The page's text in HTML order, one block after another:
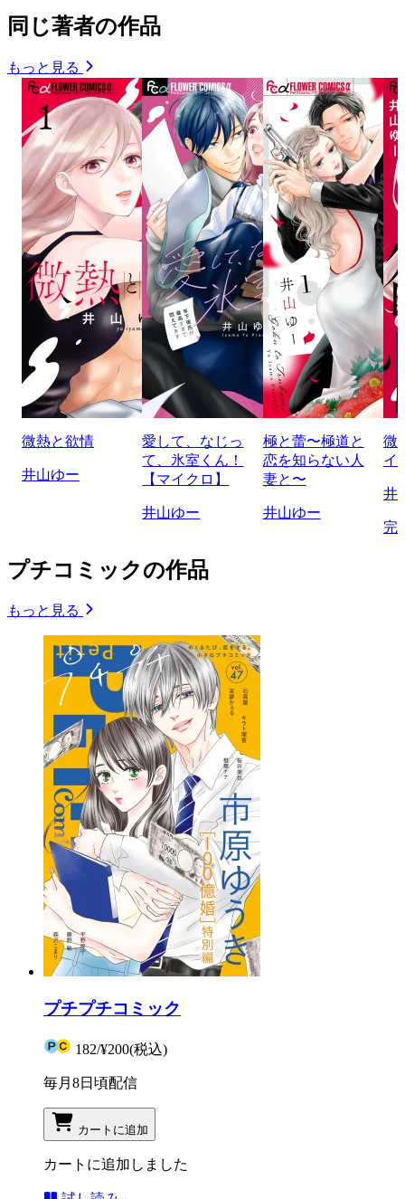
同じ著者の作品
もっと見る
微熱と欲情
井山ゆー
愛して、なじっ
て、氷室くん！
【マイクロ】
井山ゆー
極と蕾〜極道と
恋を知らない人
妻と〜
井山ゆー
微
イ
井
完
プチコミックの作品
もっと見る
プチプチコミック
182/¥200(税込)
毎月8日頃配信
カートに追加
カートに追加しました